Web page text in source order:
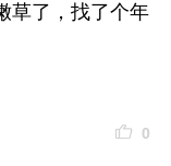
草了，找了个年
0